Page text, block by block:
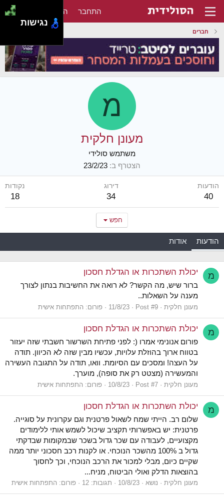
התחבר הירשם
חברים
מ
מעונן חלקית
משתמש סולידי
הצטרף ב 23/2/23
הודעות
40
דירוג
34
נקודות
18
חפש
הודעות אודות
מ יכולת השתכרות או הגדלת חסכון
ברור שיש, מה הקשר? לא רואה את החשיבות בנתון לצורך
מענה על השאלות..
מעונן חלקית Post #9
11/8/23 פורום: התפתחות אישית
מ יכולת השתכרות או הגדלת חסכון
פורום אנונימי אמרו (: לפני פתיחת השרשור חשבתי שזה יעזור
בטווח ארוך בהוזלת עלויות, עכשיו מבין שזה לא הכיוון. תודה
על העצה! ומסכים עם הסיומת. וואו, תודה על התגובה העשירה
והמעשירה (מצטט רק את סופה), מוערך.
מעונן חלקית Post #7
10/8/23 פורום: התפתחות אישית
מ יכולת השתכרות או הגדלת חסכון
שלום רב. הייתי שמח לשאול פרטנית וגם עקרונית על סוגייה.
פרטנית: יש באפשרותי תקציב שיכול לשמש אותי ללימודים
מקצועיים, לעבודה עם שכר גדול בשכר שבמקומות שבדקתי
גדול ב 100% מהשכר הנוכחי. או לקנות רכב חסכוני יותר ממה
שקיים כיום, מבלי למכור את הרכב הנוכחי, וכך לחסוך
בהוצאות הדלק ואולי הביטוח, מניח...
מעונן חלקית נושא 10/8/23 תגובות: 12 פורום: התפתחות אישית
נגישות